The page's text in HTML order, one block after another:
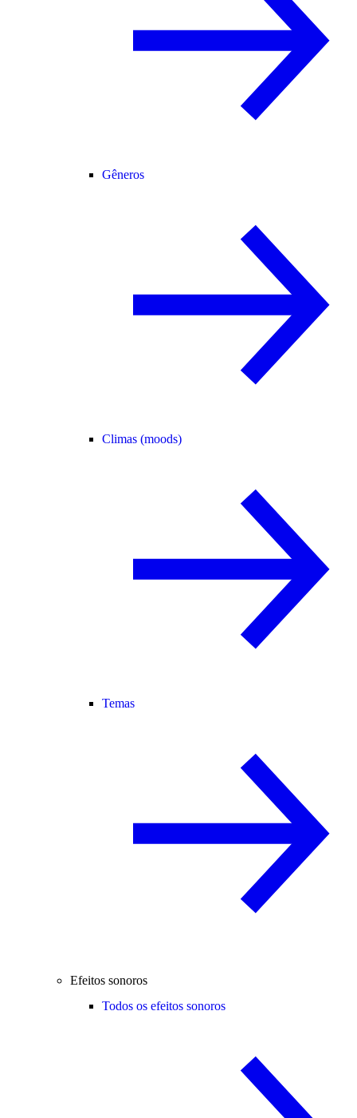
Gêneros
Climas (moods)
Temas
Efeitos sonoros
Todos os efeitos sonoros